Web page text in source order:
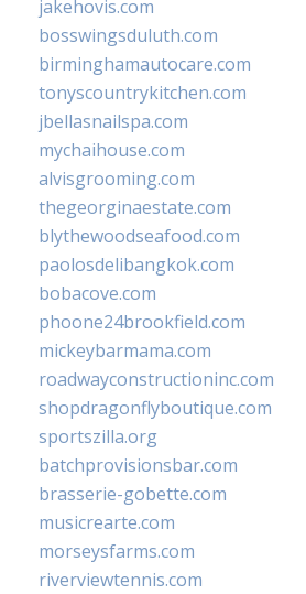
jakehovis.com
bosswingsduluth.com
birminghamautocare.com
tonyscountrykitchen.com
jbellasnailspa.com
mychaihouse.com
alvisgrooming.com
thegeorginaestate.com
blythewoodseafood.com
paolosdelibangkok.com
bobacove.com
phoone24brookfield.com
mickeybarmama.com
roadwayconstructioninc.com
shopdragonflyboutique.com
sportszilla.org
batchprovisionsbar.com
brasserie-gobette.com
musicrearte.com
morseysfarms.com
riverviewtennis.com